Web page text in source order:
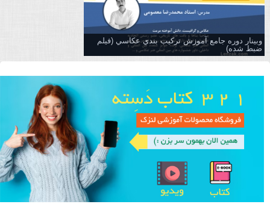
وبینار دوره جامع آموزش تركيب بندي عكاسي (فیلم
ضبط شده)